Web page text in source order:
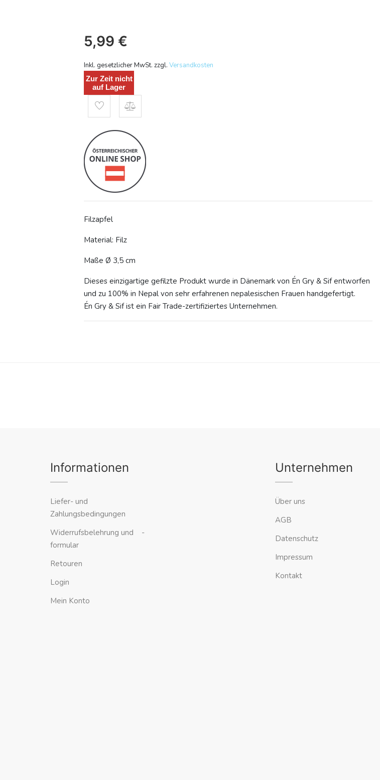
5,99 €
Inkl. gesetzlicher MwSt. zzgl.Versandkosten
Zur Zeit nicht
auf Lager
Filzapfel
Material: Filz
Maße Ø 3,5 cm
Dieses einzigartige gefilzte Produkt wurde in Dänemark von Én Gry & Sif entworfen
und zu 100% in Nepal von sehr erfahrenen nepalesischen Frauen handgefertigt.
Én Gry & Sif ist ein Fair Trade-zertifiziertes Unternehmen.
Informationen
Liefer- und
Zahlungsbedingungen
Widerrufsbelehrung und -
formular
Retouren
Login
Mein Konto
Unternehmen
Über uns
AGB
Datenschutz
Impressum
Kontakt